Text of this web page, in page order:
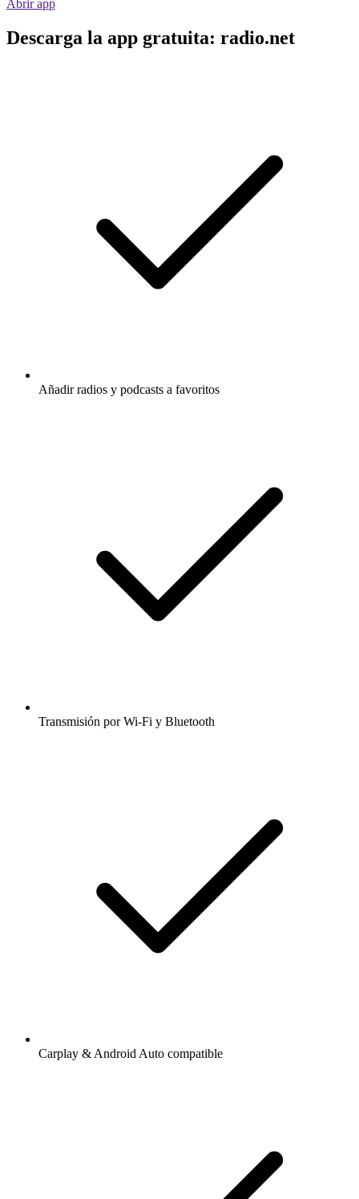
Abrir app
Descarga la app gratuita: radio.net
Añadir radios y podcasts a favoritos
Transmisión por Wi-Fi y Bluetooth
Carplay & Android Auto compatible